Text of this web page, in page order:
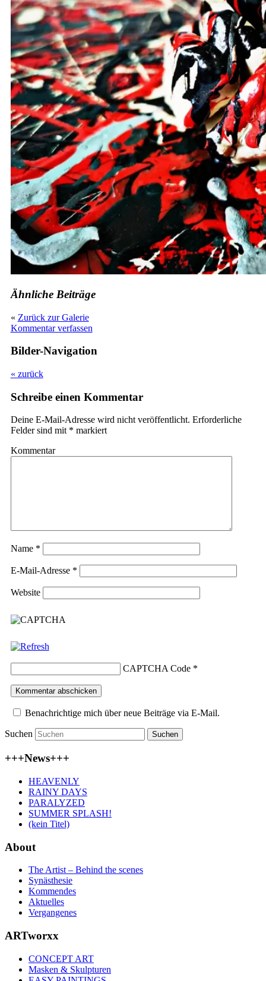
Ähnliche Beiträge
« Zurück zur Galerie
Kommentar verfassen
Bilder-Navigation
« zurück
Schreibe einen Kommentar
Deine E-Mail-Adresse wird nicht veröffentlicht. Erforderliche
Felder sind mit * markiert
Kommentar
Name *
E-Mail-Adresse *
Website
CAPTCHA Code*
Benachrichtige mich über neue Beiträge via E-Mail.
Suchen
+++News+++
HEAVENLY
RAINY DAYS
PARALYZED
SUMMER SPLASH!
(kein Titel)
About
The Artist – Behind the scenes
Synästhesie
Kommendes
Aktuelles
Vergangenes
ARTworxx
CONCEPT ART
Masken & Skulpturen